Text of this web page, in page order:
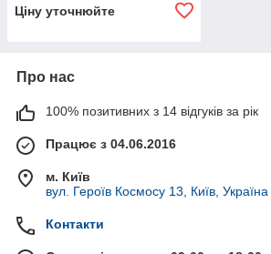
Ціну уточнюйте
Про нас
100% позитивних з 14 відгуків за рік
Працює з 04.06.2016
м. Київ
вул. Героїв Космосу 13, Київ, Україна
Контакти